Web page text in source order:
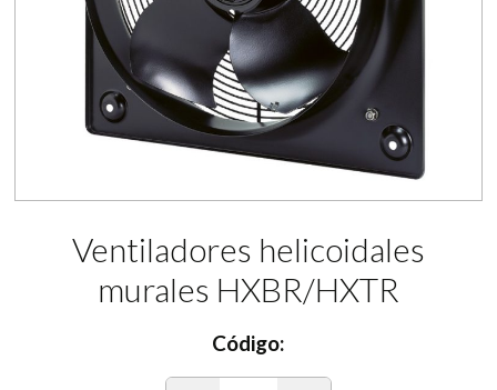
Ventiladores helicoidales
murales HXBR/HXTR
Código: